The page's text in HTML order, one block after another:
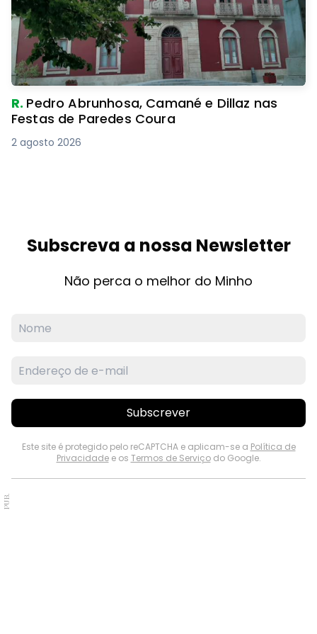
R. Pedro Abrunhosa, Camané e Dillaz nas
Festas de Paredes Coura
2 agosto 2026
Subscreva a nossa Newsletter
Não perca o melhor do Minho
Subscrever
Este site é protegido pelo reCAPTCHA e aplicam-se a Política de
Privacidadee os Termos de Serviçodo Google.
PUB.